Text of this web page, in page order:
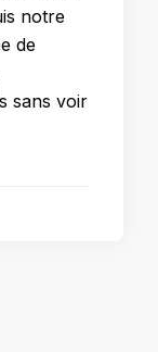
notre
de
sans voir